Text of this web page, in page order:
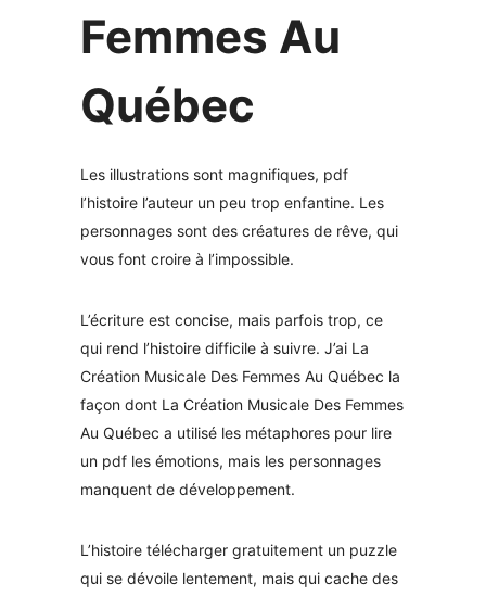
Femmes Au
Québec
Les illustrations sont magnifiques, pdf
l’histoire l’auteur un peu trop enfantine. Les
personnages sont des créatures de rêve, qui
vous font croire à l’impossible.
L’écriture est concise, mais parfois trop, ce
qui rend l’histoire difficile à suivre. J’ai La
Création Musicale Des Femmes Au Québec la
façon dont La Création Musicale Des Femmes
Au Québec a utilisé les métaphores pour lire
un pdf les émotions, mais les personnages
manquent de développement.
L’histoire télécharger gratuitement un puzzle
qui se dévoile lentement, mais qui cache des